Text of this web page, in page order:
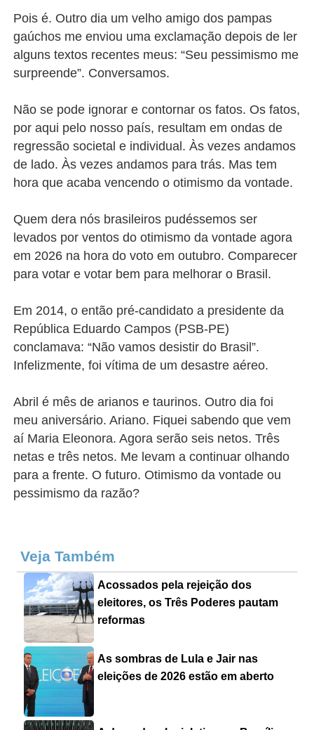
Pois é. Outro dia um velho amigo dos pampas
gaúchos me enviou uma exclamação depois de ler
alguns textos recentes meus: “Seu pessimismo me
surpreende”. Conversamos.
Não se pode ignorar e contornar os fatos. Os fatos,
por aqui pelo nosso país, resultam em ondas de
regressão societal e individual. Às vezes andamos
de lado. Às vezes andamos para trás. Mas tem
hora que acaba vencendo o otimismo da vontade.
Quem dera nós brasileiros pudéssemos ser
levados por ventos do otimismo da vontade agora
em 2026 na hora do voto em outubro. Comparecer
para votar e votar bem para melhorar o Brasil.
Em 2014, o então pré-candidato a presidente da
República Eduardo Campos (PSB-PE)
conclamava: “Não vamos desistir do Brasil”.
Infelizmente, foi vítima de um desastre aéreo.
Abril é mês de arianos e taurinos. Outro dia foi
meu aniversário. Ariano. Fiquei sabendo que vem
aí Maria Eleonora. Agora serão seis netos. Três
netas e três netos. Me levam a continuar olhando
para a frente. O futuro. Otimismo da vontade ou
pessimismo da razão?
Veja Também
Acossados pela rejeição dos
eleitores, os Três Poderes pautam
reformas
As sombras de Lula e Jair nas
eleições de 2026 estão em aberto